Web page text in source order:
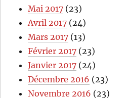
Mai 2017 (23)
Avril 2017 (24)
Mars 2017 (13)
Février 2017 (23)
Janvier 2017 (24)
Décembre 2016 (23)
Novembre 2016 (23)